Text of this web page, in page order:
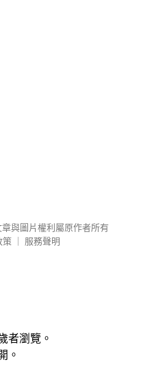
章與圖片權利屬原作者所有
策
服務聲明
者瀏覽。
。